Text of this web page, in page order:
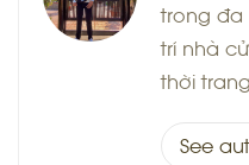
trong đa
trí nhà
thời
See